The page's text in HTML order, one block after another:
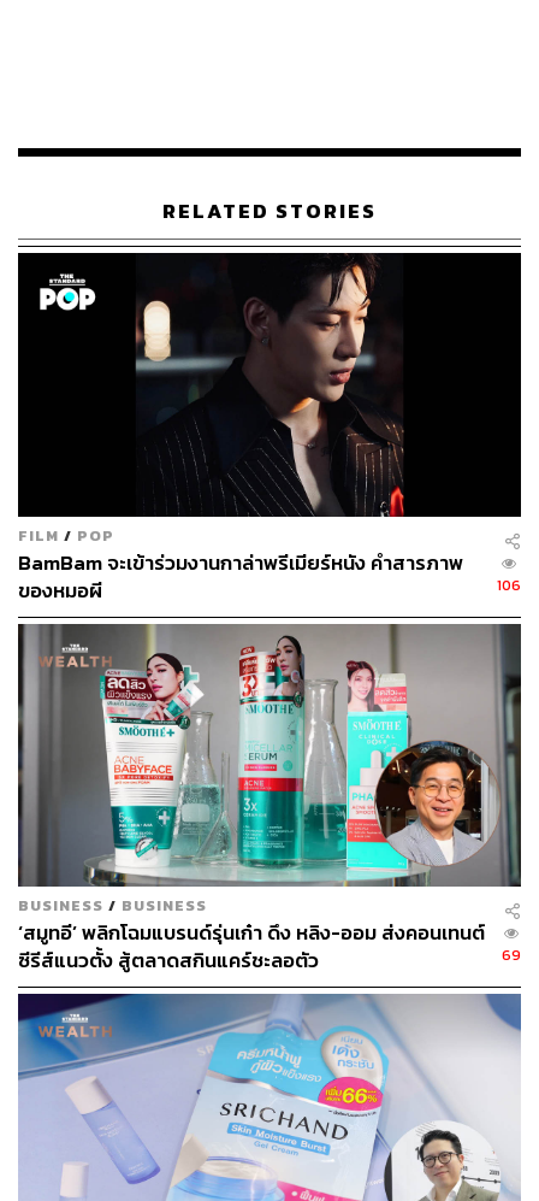
อะไรคือเส้นแบ่งแยกผิว? หรือผิวทุกผิวก็คือผิวเท่านั้นเอง?
นี่คือแนวคิดเบื้องหลังของไลน์สกินแคร์ใหม่ของแบรนด์
SRICHAND อย่าง ‘SRICHAND IN-SKIN’ ไลน์สกินแคร์ที่จะ
ไม่มีเส้นแบ่งว่าผิวไหนกับผิวไหน นี่คือสกินแคร์ที่จะทำให้ทุก
ผิวของคนไทยได้รับการดูแลอย่างดีที่สุด
ผิวที่ถูกปฏิบัติอย่างเท่าเทียม ไม่มีผิวสำหรับ ‘คนธรรมดา’ และ
‘ซูเปอร์สตาร์’ SRICHAND มีความเชื่อว่าผิวทุกผิวก็คือผิว
เหมือนกัน และผิวนั้นจะสามารถก้าวข้ามสแตนดาร์ดของตัว
เองได้ เมื่อเราใช้สกินแคร์ที่สร้างจากความเข้าใจผิวของคุณ
เพื่อสร้างความงามและความมั่นใจของคุณเอง
SRICHAND x BamBam กับการก้าวข้ามสแตนดาร์ด
ของตัวเอง
‘ผิว’ ไม่ว่าจะแบบไหน ก็สามารถก้าวข้ามขีดจำกัดไปสู่ผิวที่ดี
ที่สุดได้
นั่นคือความเชื่อของศรีจันทร์ ที่ต้องการพาผิวคนไทยก้าว
ข้ามขีดจำกัดของตัวเอง ผิวดีได้ในแบบที่เป็นคุณ
RELATED STORIES
FILM / POP
BamBam จะเข้าร่วมงานกาล่าพรีเมียร์หนัง คำสารภาพ
ของหมอผี
106
BUSINESS / BUSINESS
‘สมูทอี’ พลิกโฉมแบรนด์รุ่นเก๋า ดึง หลิง-ออม ส่งคอนเทนต์
ซีรีส์แนวตั้ง สู้ตลาดสกินแคร์ชะลอตัว
69